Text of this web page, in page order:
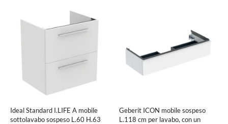
Ideal Standard I.LIFE A mobile
sottolavabo sospeso L.60 H.63
Geberit ICON mobile sospeso
L.118 cm per lavabo, con un